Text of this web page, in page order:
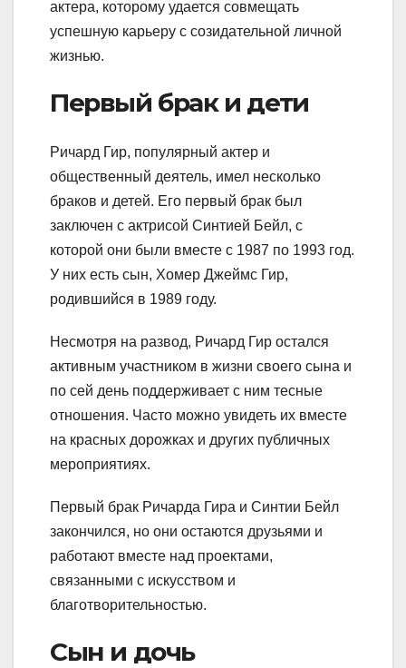
актера, которому удается совмещать
успешную карьеру с созидательной личной
жизнью.
Первый брак и дети
Ричард Гир, популярный актер и
общественный деятель, имел несколько
браков и детей. Его первый брак был
заключен с актрисой Синтией Бейл, с
которой они были вместе с 1987 по 1993 год.
У них есть сын, Хомер Джеймс Гир,
родившийся в 1989 году.
Несмотря на развод, Ричард Гир остался
активным участником в жизни своего сына и
по сей день поддерживает с ним тесные
отношения. Часто можно увидеть их вместе
на красных дорожках и других публичных
мероприятиях.
Первый брак Ричарда Гира и Синтии Бейл
закончился, но они остаются друзьями и
работают вместе над проектами,
связанными с искусством и
благотворительностью.
Сын и дочь